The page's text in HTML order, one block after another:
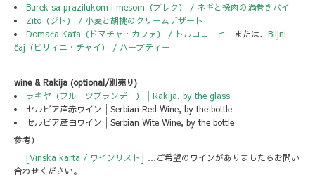
Burek sa prazilukom i mesom（ブレク） / ネギと挽肉の渦巻きパイ
Zito（ジト） / 小麦と胡桃のクリームデザート
Domaća Kafa（ドマチャ・カファ） / トルココーヒーまたは、 Biljni
čaj（ビリィニ・チャイ） / ハーブティー
wine & Rakija (optional/別売り)
ラキヤ（フルーツブランデー）│Rakija, by the glass
セルビア産赤ワイン│Serbian Red Wine, by the bottle
セルビア産白ワイン│Serbian Wite Wine, by the bottle
参考）
[Vinska karta / ワインリスト] …ご希望のワインがありましたらお問い
合わせください。